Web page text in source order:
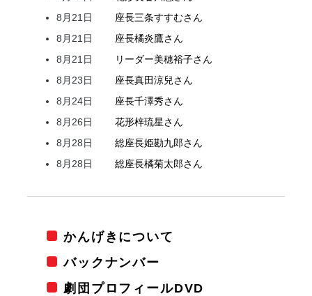
8月21日
座長三条すすむさん
8月21日
座長橘炎鷹さん
8月21日
リーダー美穂裕子さん
8月23日
座長真田涼兒さん
8月24日
座長千澤秀さん
8月26日
花形梓琉星さん
8月28日
総座長姫勘九郎さん
8月28日
総座長橘菊太郎さん
かんげきについて
バックナンバー
劇団プロフィールDVD